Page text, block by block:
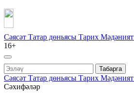
Сәясәт Татар дөньясы Тарих Мәдәният
16+
Табарга
Сәясәт Татар дөньясы Тарих Мәдәният
Сәхифәләр